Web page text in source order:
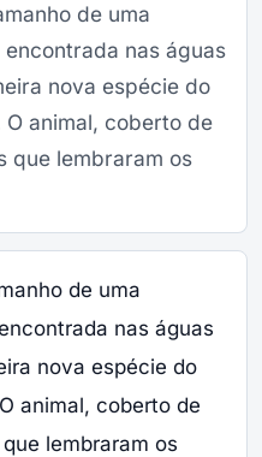
de uma
nas águas
nova espécie do
animal, coberto de
que lembraram os
de uma
nas águas
nova espécie do
animal, coberto de
lembraram os